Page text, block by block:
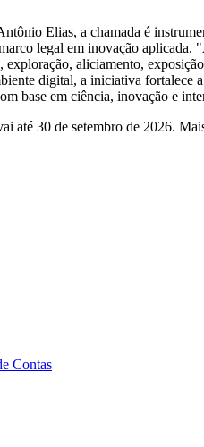
Elias, a chamada é
legal em inovação aplicada.
exploração, aliciamento,
digital, a iniciativa fortalece
base em ciência, inovação e
até 30 de setembro de 2026.
Contas